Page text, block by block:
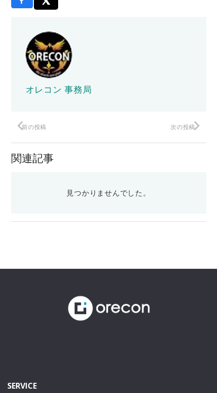
オレコン 事務局
前の投稿 次の投稿
関連記事
見つかりませんでした。
SERVICE